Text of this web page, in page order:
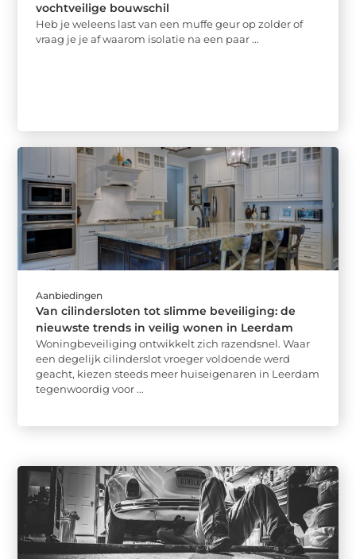
vochtveilige bouwschil
Heb je weleens last van een muffe geur op zolder of
vraag je je af waarom isolatie na een paar ...
Aanbiedingen
Van cilindersloten tot slimme beveiliging: de
nieuwste trends in veilig wonen in Leerdam
Woningbeveiliging ontwikkelt zich razendsnel. Waar
een degelijk cilinderslot vroeger voldoende werd
geacht, kiezen steeds meer huiseigenaren in Leerdam
tegenwoordig voor ...